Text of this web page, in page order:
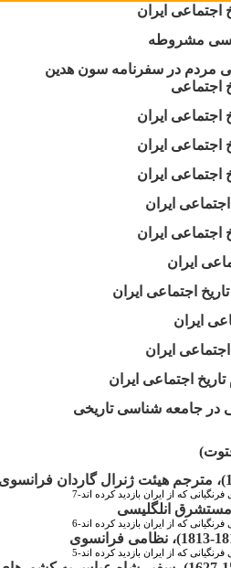
ایران
مشروطه
مردم در سفرنامه‌ سون هدین
اجتماعی
ایران
ایران
ایران
ایران
ایران
ایران
اجتماعی ایران
ایران
ایران
تاریخ اجتماعی ایران
در جامعه شناسی تاریخی
که از ایران بازدید کرده اند-7
که از ایران بازدید کرده اند-6
که از ایران بازدید کرده اند-5